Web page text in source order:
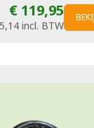
€ 119,95
incl. BTW